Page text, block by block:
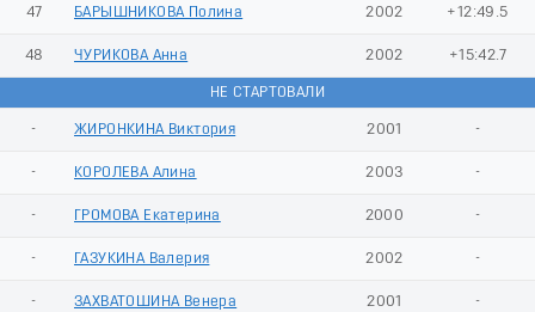
47 БАРЫШНИКОВА Полина 2002 +12:49.5
48 ЧУРИКОВА Анна 2002 +15:42.7
НЕ СТАРТОВАЛИ
- ЖИРОНКИНА Виктория 2001 -
- КОРОЛЕВА Алина 2003 -
- ГРОМОВА Екатерина 2000 -
- ГАЗУКИНА Валерия 2002 -
- ЗАХВАТОШИНА Венера 2001 -